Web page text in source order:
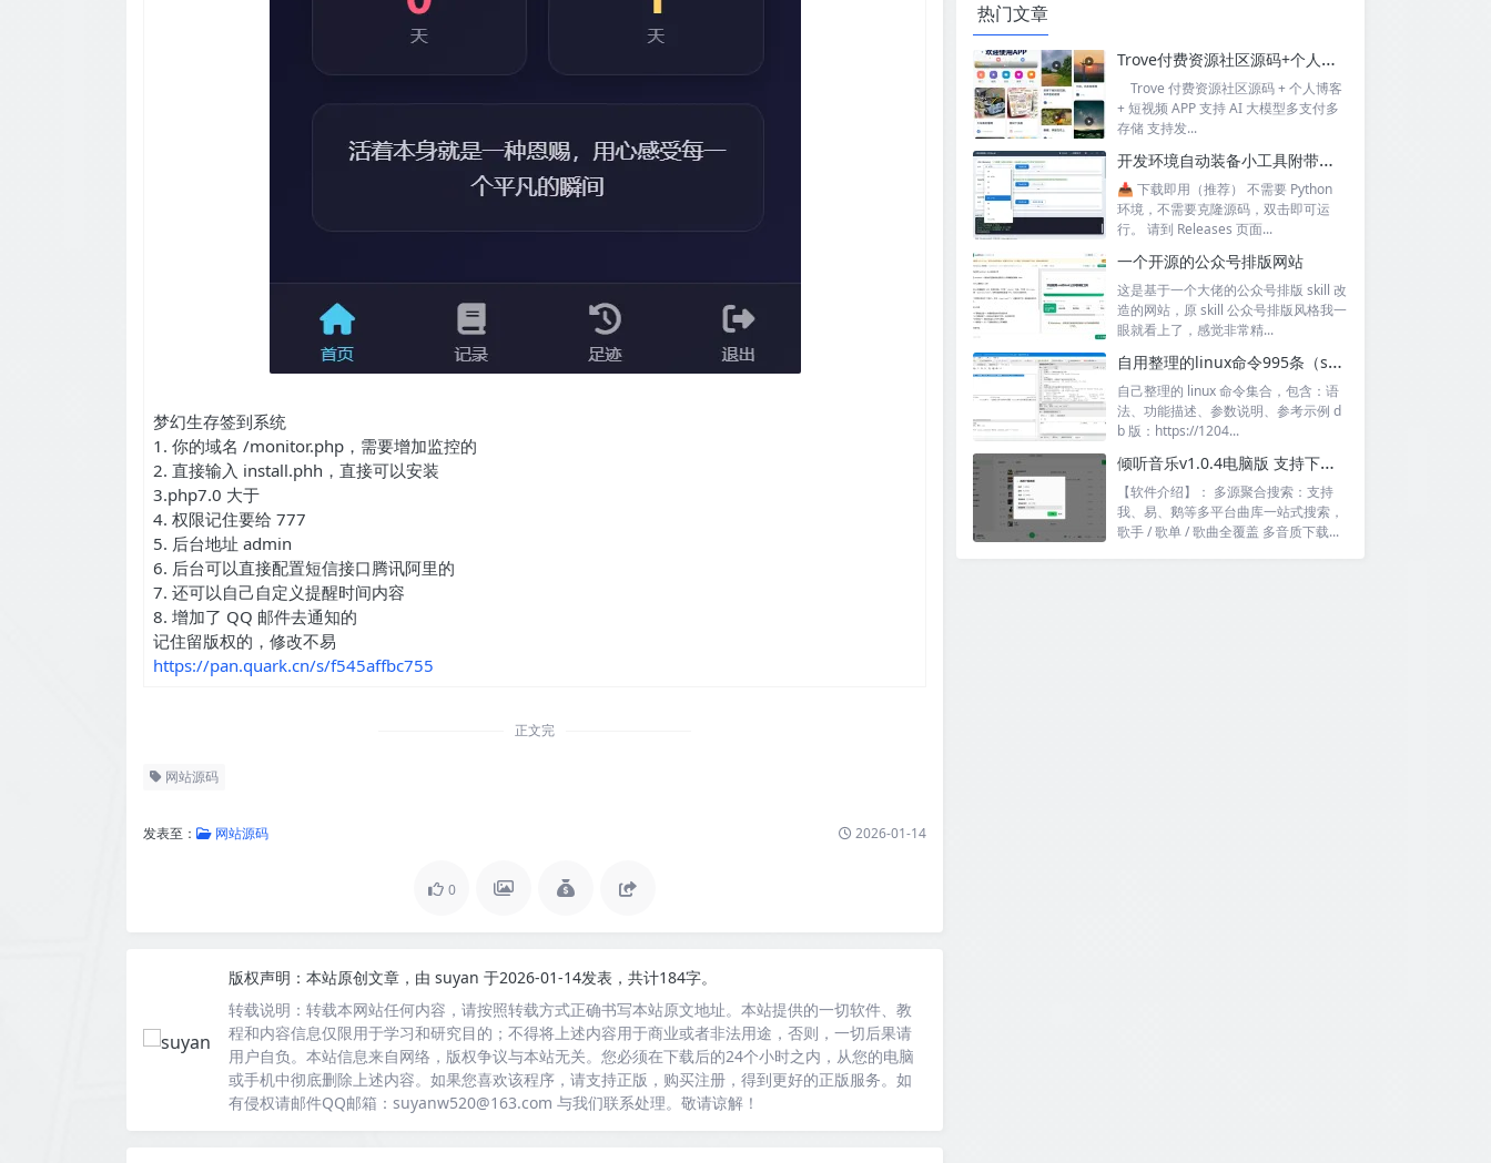
梦幻生存签到系统
1. 你的域名 /monitor.php，需要增加监控的
2. 直接输入 install.phh，直接可以安装
3.php7.0 大于
4. 权限记住要给 777
5. 后台地址 admin
6. 后台可以直接配置短信接口腾讯阿里的
7. 还可以自己自定义提醒时间内容
8. 增加了 QQ 邮件去通知的
记住留版权的，修改不易
https://pan.quark.cn/s/f545affbc755
正文完
网站源码
发表至： 网站源码 2026-01-14
0
版权声明： 本站原创文章，由 suyan 于2026-01-14发表，共计184字。
转载说明： 转载本网站任何内容，请按照转载方式正确书写本站原文地址。本站提供的一切软件、教
程和内容信息仅限用于学习和研究目的；不得将上述内容用于商业或者非法用途，否则，一切后果请
用户自负。本站信息来自网络，版权争议与本站无关。您必须在下载后的24个小时之内，从您的电脑
或手机中彻底删除上述内容。如果您喜欢该程序，请支持正版，购买注册，得到更好的正版服务。如
有侵权请邮件QQ邮箱：suyanw520@163.com 与我们联系处理。敬请谅解！
热门文章
Trove付费资源社区源码+个人博客+短视频 APP 支持AI大模型多支付多存储
Trove 付费资源社区源码 + 个人博客
+ 短视频 APP 支持 AI 大模型多支付多
存储 支持发...
开发环境自动装备小工具附带源码
📥 下载即用（推荐） 不需要 Python
环境，不需要克隆源码，双击即可运
行。 请到 Releases 页面...
一个开源的公众号排版网站
这是基于一个大佬的公众号排版 skill 改
造的网站，原 skill 公众号排版风格我一
眼就看上了，感觉非常精...
自用整理的linux命令995条（sql+excel）
自己整理的 linux 命令集合，包含：语
法、功能描述、参数说明、参考示例 d
b 版：https://1204...
倾听音乐v1.0.4电脑版 支持下载无损音质 可听可下有歌词
【软件介绍】： 多源聚合搜索：支持
我、易、鹅等多平台曲库一站式搜索，
歌手 / 歌单 / 歌曲全覆盖 多音质下载...